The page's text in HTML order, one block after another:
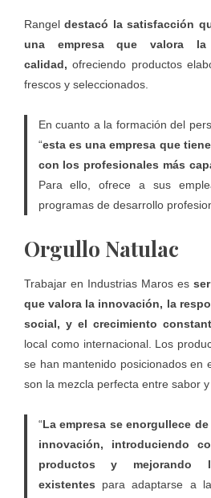
Rangeldestacó la satisfacción
una empresa que valora
calidad, ofreciendo productos
frescos y seleccionados.
En cuanto a la formación del
“esta es una empresa que
con los profesionales más
Para ello, ofrece a sus
programas de desarrollo
Orgullo Natulac
Trabajar en Industrias Maros es
que valora la innovación, la
social, y el crecimiento
local como internacional. Los
se han mantenido posicionados en
son la mezcla perfecta entre sabor y
“La empresa se enorgullece
innovación, introduciendo
productos y
existentes para adaptarse a